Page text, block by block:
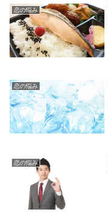
恋の悩み
恋の悩み
恋の悩み